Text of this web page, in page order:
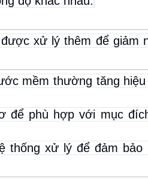
xử lý thêm để giảm
mềm thường tăng hiệu
để phù hợp với mục
thống xử lý để đảm bảo